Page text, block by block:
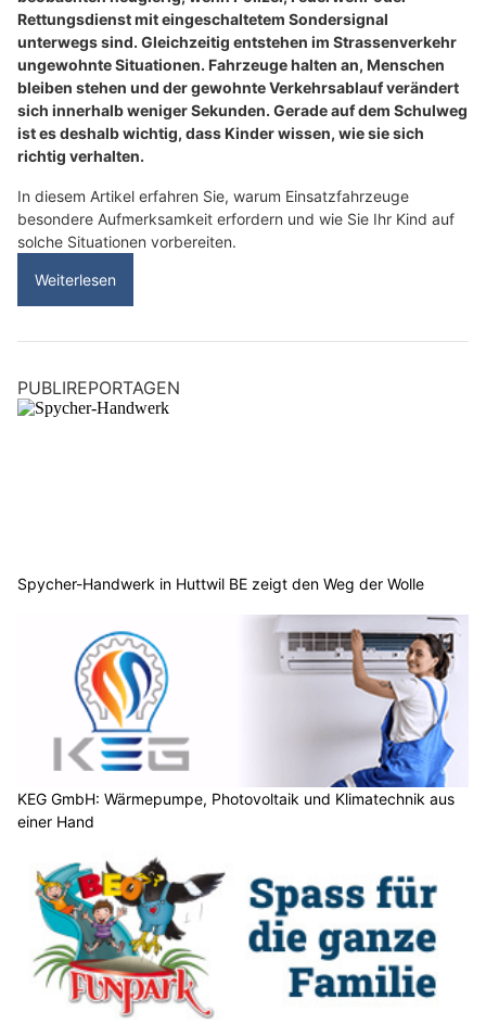
Rettungsdienst mit eingeschaltetem Sondersignal
unterwegs sind. Gleichzeitig entstehen im Strassenverkehr
ungewohnte Situationen. Fahrzeuge halten an, Menschen
bleiben stehen und der gewohnte Verkehrsablauf verändert
sich innerhalb weniger Sekunden. Gerade auf dem Schulweg
ist es deshalb wichtig, dass Kinder wissen, wie sie sich
richtig verhalten.
In diesem Artikel erfahren Sie, warum Einsatzfahrzeuge
besondere Aufmerksamkeit erfordern und wie Sie Ihr Kind auf
solche Situationen vorbereiten.
Weiterlesen
PUBLIREPORTAGEN
Spycher-Handwerk in Huttwil BE zeigt den Weg der Wolle
KEG GmbH: Wärmepumpe, Photovoltaik und Klimatechnik aus
einer Hand